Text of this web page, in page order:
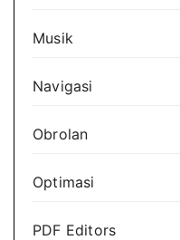
Musik
Navigasi
Obrolan
Optimasi
PDF Editors